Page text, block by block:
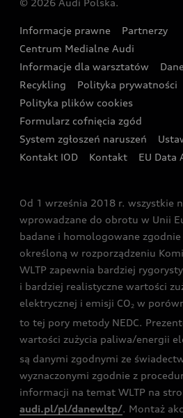
Wyszukaj najbliższego Partnera
Oferta dla przedsiębiorców
Oferta dla klientów prywatnych
Kalkulator rat
Ubezpieczenie
Audi exclusive
Zasięg
Gwarancja
Akcje serwisowe Audi
Katalog online akcesoriów
Audi i Muzeum Sztuki
Audi driving experience
Audi quattro Cup
Audi i Puchar Świata w Skokach
Zakopanem
© 2026 Audi Polska.
Informacje prawne
Partnerzy
Centrum Medialne Audi
Informacje dla warsztatów
Recykling
Polityka prywatności
Polityka plików cookies
Formularz cofnięcia zgód
System zgłoszeń naruszeń
Kontakt IOD
Kontakt EU Data
Od 1 września 2018 r. wszystkie
wprowadzane do obrotu w Unii
badane i homologowane zgodnie
określoną w rozporządzeniu
WLTP zapewnia bardziej
i bardziej realistyczne wartości
elektrycznej i emisji CO2 w
to tej pory metody NEDC.
wartości zużycia paliwa/energii
są danymi zgodnymi ze
wyznaczonymi zgodnie z
informacji na temat WLTP na
audi.pl/pl/danewltp/. Montaż